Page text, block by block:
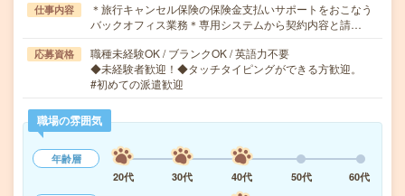
仕事内容
＊旅行キャンセル保険の保険金支払いサポートをおこなう
バックオフィス業務＊専用システムから契約内容と請…
応募資格
職種未経験OK / ブランクOK / 英語力不要
◆未経験者歓迎！◆タッチタイピングができる方歓迎。
#初めての派遣歓迎
職場の雰囲気
年齢層
20代
30代 40代 50代
60代